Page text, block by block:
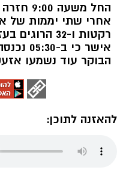
החל משעה 9:00 חזרה ללימודים.
רקטות ו-32
אישר
הבוקר עוד נשמעו
להאזנה לתוכן: